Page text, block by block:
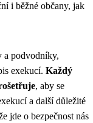
i běžné občany, jak
a podvodníky,
exekucí. Každý
, aby se
a další důležité
jde o bezpečnost nás